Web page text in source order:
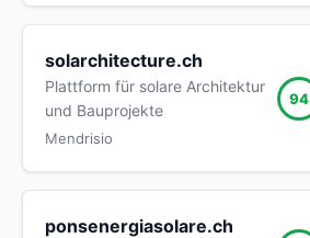
solarchitecture.ch
Plattform für solare Architektur
und Bauprojekte
Mendrisio
94
ponsenergiasolare.ch